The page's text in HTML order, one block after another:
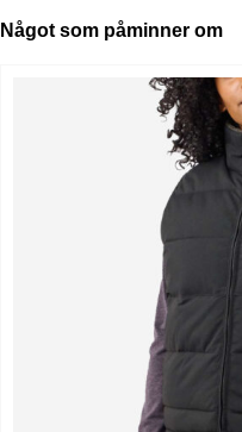
Något som påminner om